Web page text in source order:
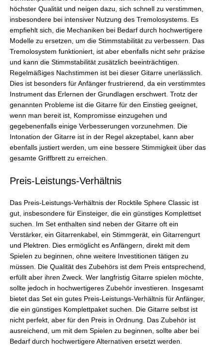
höchster Qualität und neigen dazu, sich schnell zu verstimmen,
insbesondere bei intensiver Nutzung des Tremolosystems. Es
empfiehlt sich, die Mechaniken bei Bedarf durch hochwertigere
Modelle zu ersetzen, um die Stimmstabilität zu verbessern. Das
Tremolosystem funktioniert, ist aber ebenfalls nicht sehr präzise
und kann die Stimmstabilität zusätzlich beeinträchtigen.
Regelmäßiges Nachstimmen ist bei dieser Gitarre unerlässlich.
Dies ist besonders für Anfänger frustrierend, da ein verstimmtes
Instrument das Erlernen der Grundlagen erschwert. Trotz der
genannten Probleme ist die Gitarre für den Einstieg geeignet,
wenn man bereit ist, Kompromisse einzugehen und
gegebenenfalls einige Verbesserungen vorzunehmen. Die
Intonation der Gitarre ist in der Regel akzeptabel, kann aber
ebenfalls justiert werden, um eine bessere Stimmigkeit über das
gesamte Griffbrett zu erreichen.
Preis-Leistungs-Verhältnis
Das Preis-Leistungs-Verhältnis der Rocktile Sphere Classic ist
gut, insbesondere für Einsteiger, die ein günstiges Komplettset
suchen. Im Set enthalten sind neben der Gitarre oft ein
Verstärker, ein Gitarrenkabel, ein Stimmgerät, ein Gitarrengurt
und Plektren. Dies ermöglicht es Anfängern, direkt mit dem
Spielen zu beginnen, ohne weitere Investitionen tätigen zu
müssen. Die Qualität des Zubehörs ist dem Preis entsprechend,
erfüllt aber ihren Zweck. Wer langfristig Gitarre spielen möchte,
sollte jedoch in hochwertigeres Zubehör investieren. Insgesamt
bietet das Set ein gutes Preis-Leistungs-Verhältnis für Anfänger,
die ein günstiges Komplettpaket suchen. Die Gitarre selbst ist
nicht perfekt, aber für den Preis in Ordnung. Das Zubehör ist
ausreichend, um mit dem Spielen zu beginnen, sollte aber bei
Bedarf durch hochwertigere Alternativen ersetzt werden.